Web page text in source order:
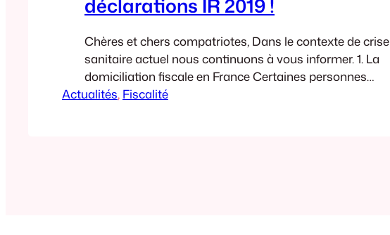
Chères et chers compatriotes, Dans le contexte de crise
sanitaire actuel nous continuons à vous informer. 1. La
domiciliation fiscale en France Certaines personnes
ayant leur résidence habituelle à l’étranger se sont
Actualités, Fiscalité